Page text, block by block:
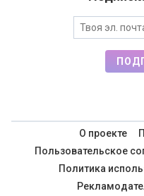
О проекте
Пользовательское
Политика